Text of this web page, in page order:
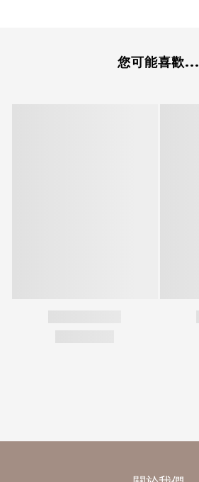
您可能喜歡...